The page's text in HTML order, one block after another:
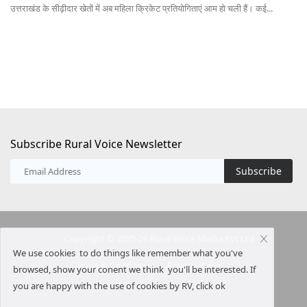
पेमेंट एंड सेटलमेंट सिस्टम्स एक्ट में प्रस्तावित संशोधन से भविष्य में UPI के जीरो...
Subscribe Rural Voice Newsletter
Subscribe
Terms & Conditions Privacy Policy
We use cookies to do things like remember what you've
browsed, show your conent we think you'll be interested. If
you are happy with the use of cookies by RV, click ok